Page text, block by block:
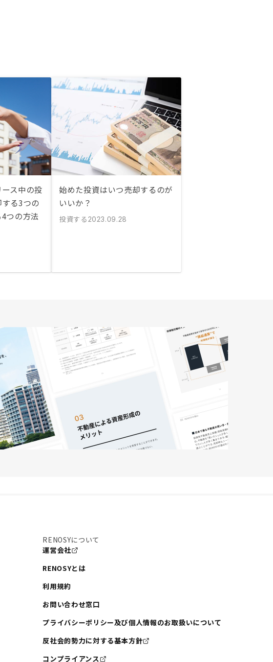
ス中の投
る3つの
つの方法
始めた投資はいつ売却するのが
いいか？
投資する 2023.09.28
RENOSYについて
運営会社
RENOSYとは
利用規約
お問い合わせ窓口
プライバシーポリシー及び個人情報のお取扱いについて
反社会的勢力に対する基本方針
コンプライアンス